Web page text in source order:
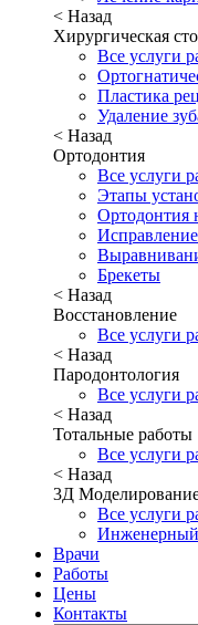
< Назад
Хирургическая
Все услуги
Пластика
Удаление
< Назад
Ортодонтия
Все услуги
Этапы
Ортодонтия
Брекеты
< Назад
Восстановление
Все услуги
< Назад
Пародонтология
Все услуги
< Назад
Тотальные работы
Все услуги
< Назад
3Д
Все услуги
Инженерный
Врачи
Работы
Цены
Контакты